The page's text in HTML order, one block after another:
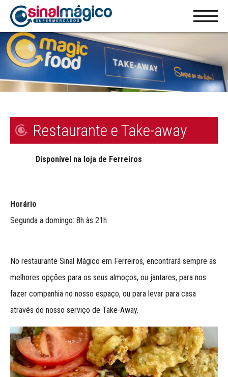
Restaurante e Take-away
Disponível na loja de Ferreiros
Horário
Segunda a domingo: 8h às 21h
No restaurante Sinal Mágico em Ferreiros, encontrará sempre as
melhores opções para os seus almoços, ou jantares, para nos
fazer companhia no nosso espaço, ou para levar para casa
através do nosso serviço de Take-Away.